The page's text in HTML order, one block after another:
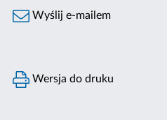
Wyślij e-mailem
Wersja do druku